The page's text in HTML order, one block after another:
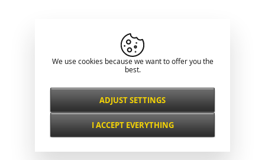
We use cookies because we want to offer you the
best.
Necessarily
ALWAYS ACTIVE
Functional and
ADJUST SETTINGS
I ACCEPT EVERYTHING